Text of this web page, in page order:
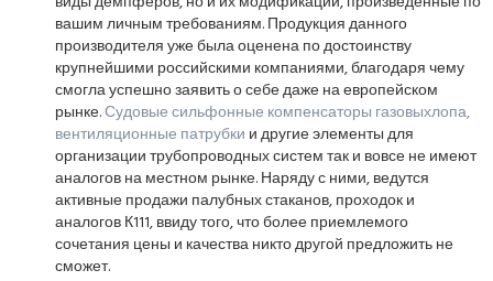
вашим личным требованиям. Продукция данного
производителя уже была оценена по достоинству
крупнейшими российскими компаниями, благодаря чему
смогла успешно заявить о себе даже на европейском
рынке.Судовые сильфонные компенсаторы газовыхлопа,
вентиляционные патрубки и другие элементы для
организации трубопроводных систем так и вовсе не имеют
аналогов на местном рынке. Наряду с ними, ведутся
активные продажи палубных стаканов, проходок и
аналогов К111, ввиду того, что более приемлемого
сочетания цены и качества никто другой предложить не
сможет.